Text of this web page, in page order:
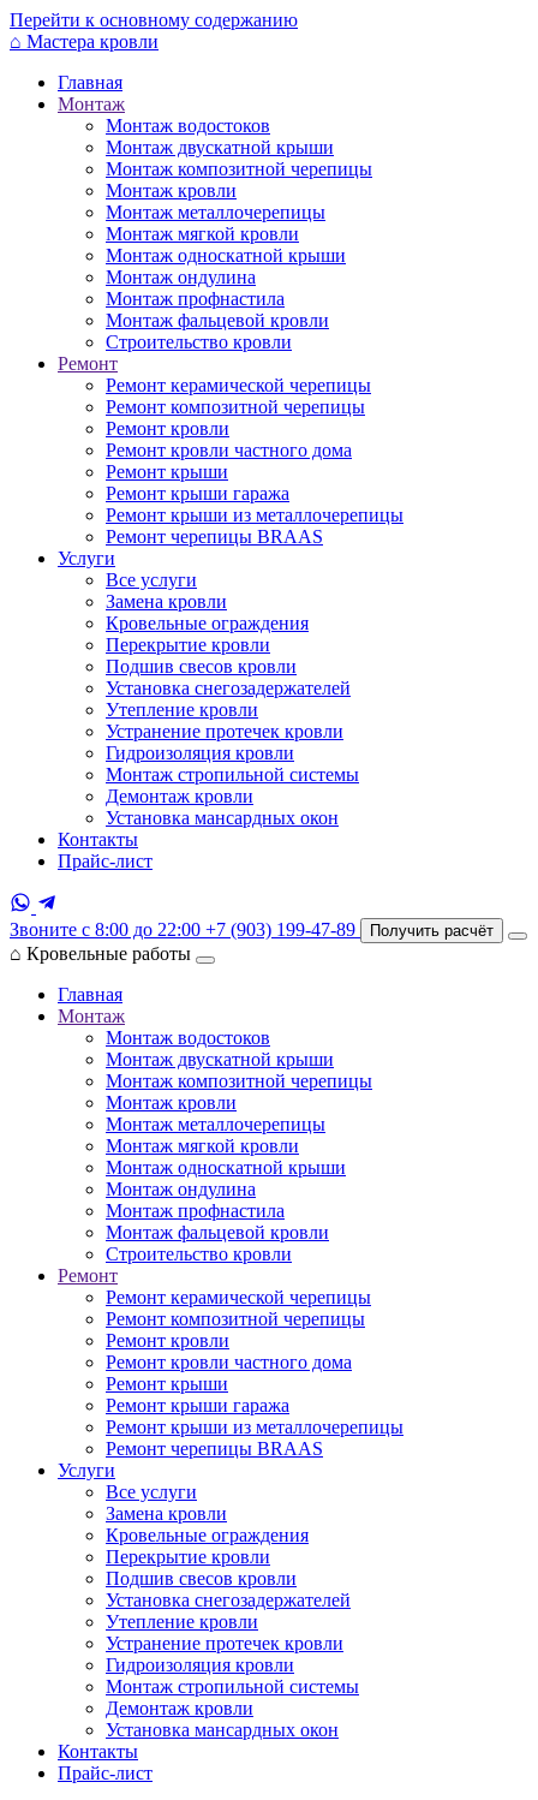
Перейти к основному содержанию
⌂ Мастера кровли
Главная
Монтаж
Монтаж водостоков
Монтаж двускатной крыши
Монтаж композитной черепицы
Монтаж кровли
Монтаж металлочерепицы
Монтаж мягкой кровли
Монтаж односкатной крыши
Монтаж ондулина
Монтаж профнастила
Монтаж фальцевой кровли
Строительство кровли
Ремонт
Ремонт керамической черепицы
Ремонт композитной черепицы
Ремонт кровли
Ремонт кровли частного дома
Ремонт крыши
Ремонт крыши гаража
Ремонт крыши из металлочерепицы
Ремонт черепицы BRAAS
Услуги
Все услуги
Замена кровли
Кровельные ограждения
Перекрытие кровли
Подшив свесов кровли
Установка снегозадержателей
Утепление кровли
Устранение протечек кровли
Гидроизоляция кровли
Монтаж стропильной системы
Демонтаж кровли
Установка мансардных окон
Контакты
Прайс-лист
Звоните с 8:00 до 22:00 +7 (903) 199-47-89 Получить расчёт
⌂ Кровельные работы
Главная
Монтаж
Монтаж водостоков
Монтаж двускатной крыши
Монтаж композитной черепицы
Монтаж кровли
Монтаж металлочерепицы
Монтаж мягкой кровли
Монтаж односкатной крыши
Монтаж ондулина
Монтаж профнастила
Монтаж фальцевой кровли
Строительство кровли
Ремонт
Ремонт керамической черепицы
Ремонт композитной черепицы
Ремонт кровли
Ремонт кровли частного дома
Ремонт крыши
Ремонт крыши гаража
Ремонт крыши из металлочерепицы
Ремонт черепицы BRAAS
Услуги
Все услуги
Замена кровли
Кровельные ограждения
Перекрытие кровли
Подшив свесов кровли
Установка снегозадержателей
Утепление кровли
Устранение протечек кровли
Гидроизоляция кровли
Монтаж стропильной системы
Демонтаж кровли
Установка мансардных окон
Контакты
Прайс-лист